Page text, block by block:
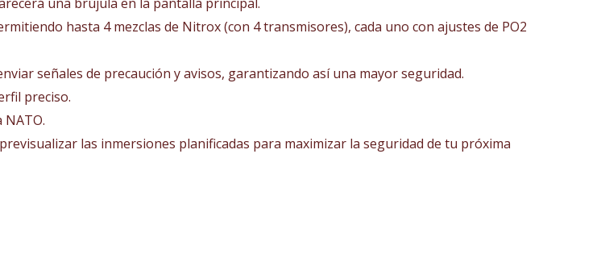
hasta 4 mezclas de Nitrox (con 4 transmisores), cada uno con ajustes de PO2
señales de precaución y avisos, garantizando así una mayor seguridad.
preciso.
las inmersiones planificadas para maximizar la seguridad de tu próxima